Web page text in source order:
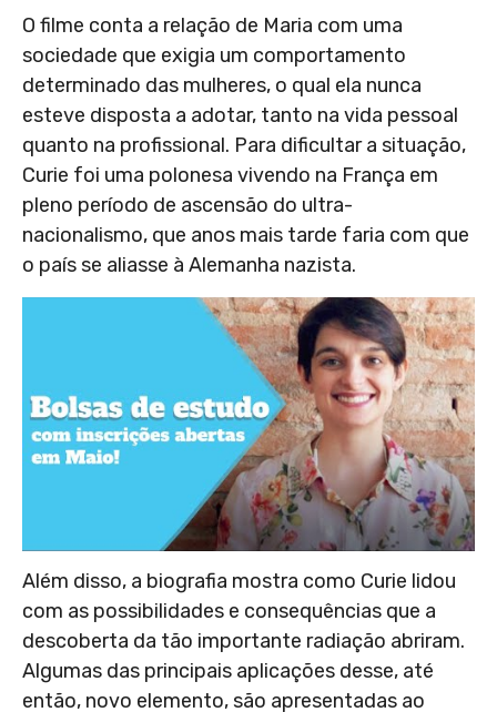
O filme conta a relação de Maria com uma
sociedade que exigia um comportamento
determinado das mulheres, o qual ela nunca
esteve disposta a adotar, tanto na vida pessoal
quanto na profissional. Para dificultar a situação,
Curie foi uma polonesa vivendo na França em
pleno período de ascensão do ultra-
nacionalismo, que anos mais tarde faria com que
o país se aliasse à Alemanha nazista.
Além disso, a biografia mostra como Curie lidou
com as possibilidades e consequências que a
descoberta da tão importante radiação abriram.
Algumas das principais aplicações desse, até
então, novo elemento, são apresentadas ao